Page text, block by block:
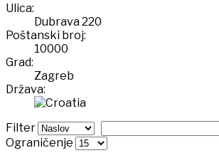
Ulica:
Dubrava 220
Poštanski broj:
10000
Grad:
Zagreb
Država:
Filter
Ograničenje